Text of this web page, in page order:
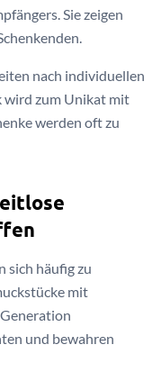
Sie zeigen
nach individuellen
wird zum Unikat mit
werden oft zu
sich häufig zu
mit
und bewahren